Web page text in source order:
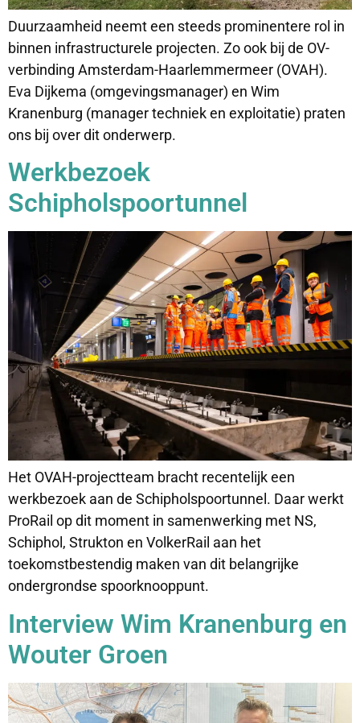
Duurzaamheid neemt een steeds prominentere rol in
binnen infrastructurele projecten. Zo ook bij de OV-
verbinding Amsterdam-Haarlemmermeer (OVAH).
Eva Dijkema (omgevingsmanager) en Wim
Kranenburg (manager techniek en exploitatie) praten
ons bij over dit onderwerp.
Werkbezoek
Schipholspoortunnel
Het OVAH-projectteam bracht recentelijk een
werkbezoek aan de Schipholspoortunnel. Daar werkt
ProRail op dit moment in samenwerking met NS,
Schiphol, Strukton en VolkerRail aan het
toekomstbestendig maken van dit belangrijke
ondergrondse spoorknooppunt.
Interview Wim Kranenburg en
Wouter Groen